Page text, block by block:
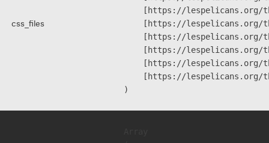
css_files
[https://
[https://
[https://
[https://
[https://
[https://